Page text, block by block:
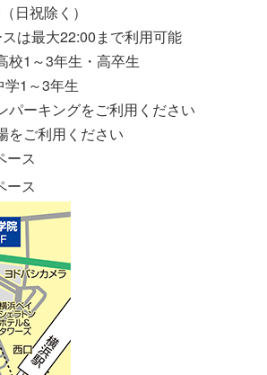
日祝除く）
は最大22:00まで利用可能
校1～3年生・高卒生
1～3年生
パーキングをご利用ください
をご利用ください
ース
ース